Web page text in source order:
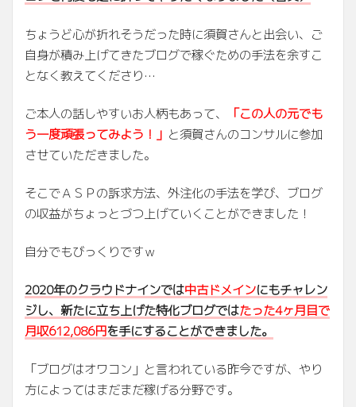
ちょうど心が折れそうだった時に須賀さんと出会い、ご
自身が積み上げてきたブログで稼ぐための手法を余すこ
となく教えてくださり…
ご本人の話しやすいお人柄もあって、
「この人の元でも
う一度頑張ってみよう！」 と須賀さんのコンサルに参加
させていただきました。
そこでＡＳＰの訴求方法、外注化の手法を学び、ブログ
の収益がちょっとづつ上げていくことができました！
自分でもびっくりですｗ
2020年のクラウドナインでは中古ドメインにもチャレン
ジし、新たに立ち上げた特化ブログではたった4ヶ月目で
月収612,086円を手にすることができました。
「ブログはオワコン」と言われている昨今ですが、やり
方によってはまだまだ稼げる分野です。